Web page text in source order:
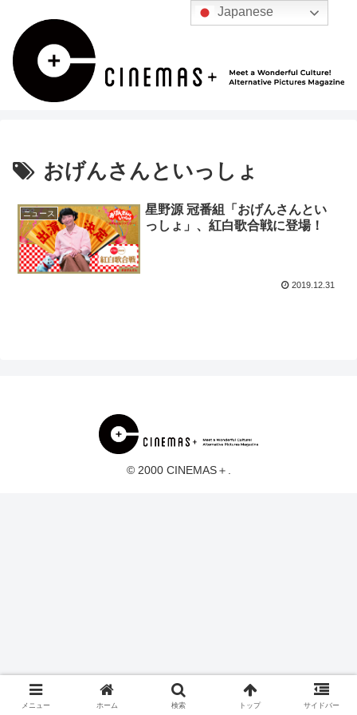
おげんさんといっしょ
ニュース
星野源 冠番組「おげんさんとい
っしょ」、紅白歌合戦に登場！
2019.12.31
© 2000 CINEMAS＋.
メニュー ホーム 検索 トップ サイドバー
Japanese